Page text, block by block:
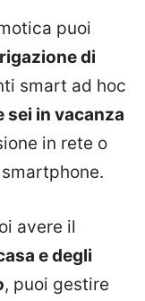
puoi
di
smart ad hoc
sei in vacanza
in rete o
avere il
e degli
, puoi gestire